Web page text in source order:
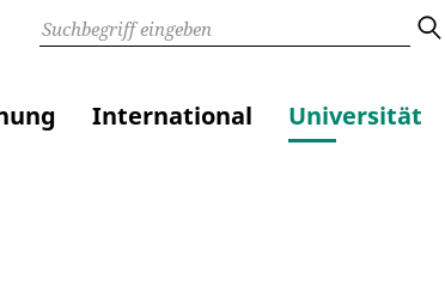
International Universität